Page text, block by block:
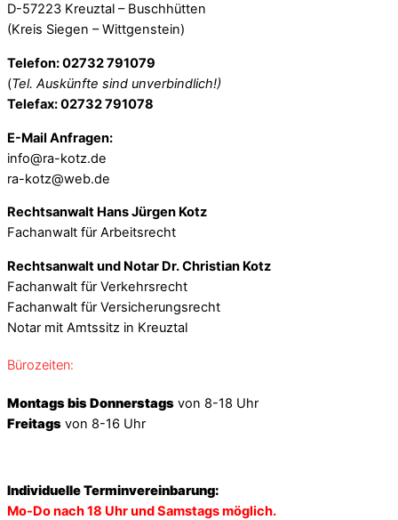
D-57223 Kreuztal – Buschhütten
(Kreis Siegen – Wittgenstein)
Telefon: 02732 791079
(Tel. Auskünfte sind unverbindlich!)
Telefax: 02732 791078
E-Mail Anfragen:
info@ra-kotz.de
ra-kotz@web.de
Rechtsanwalt Hans Jürgen Kotz
Fachanwalt für Arbeitsrecht
Rechtsanwalt und Notar Dr. Christian Kotz
Fachanwalt für Verkehrsrecht
Fachanwalt für Versicherungsrecht
Notar mit Amtssitz in Kreuztal
Bürozeiten:
Montags bis Donnerstags von 8-18 Uhr
Freitags von 8-16 Uhr
Individuelle Terminvereinbarung:
Mo-Do nach 18 Uhr und Samstags möglich.